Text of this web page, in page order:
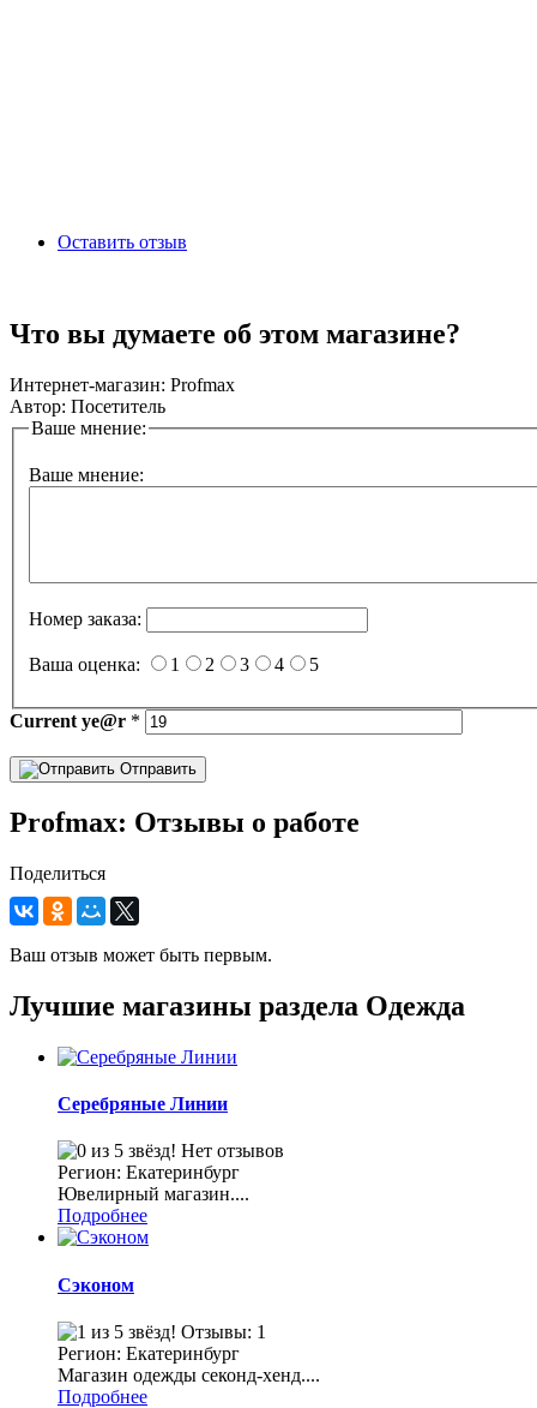
Оставить отзыв
Что вы думаете об этом магазине?
Интернет-магазин: Profmax
Автор: Посетитель
Ваше мнение:
Ваше мнение:
Номер заказа:
Ваша оценка: 1 2 3 4 5
Current ye@r *
Отправить
Profmax: Отзывы о работе
Поделиться
Ваш отзыв может быть первым.
Лучшие магазины раздела Одежда
Серебряные Линии
Нет отзывов
Регион: Екатеринбург
Ювелирный магазин....
Подробнее
Сэконом
Отзывы: 1
Регион: Екатеринбург
Магазин одежды секонд-хенд....
Подробнее